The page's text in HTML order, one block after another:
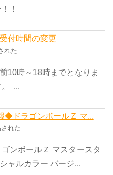
！
付時間の変更
れた
10時～18時までとなりま
。 ...
◆ドラゴンボールＺ マ...
れた
ンボールＺ マスタースタ
ルカラー バージ...